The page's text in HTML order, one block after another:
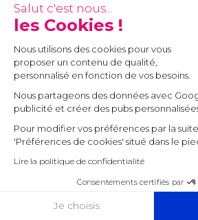
Salut c'est nous...
les Cookies !
Nous utilisons des cookies pour vous
proposer un contenu de qualité,
personnalisé en fonction de vos besoins.
Nous partageons des données avec
publicité et créer des pubs
Pour modifier vos préférences par la
'Préférences de cookies' situé dans le
Lire la politique de confidentialité
Consentements certifiés par
Je choisis
COOKIES